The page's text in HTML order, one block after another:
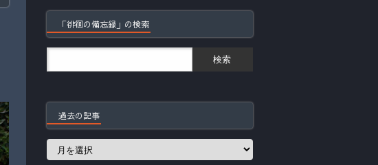
「徘徊の備忘録」の検索
過去の記事
過